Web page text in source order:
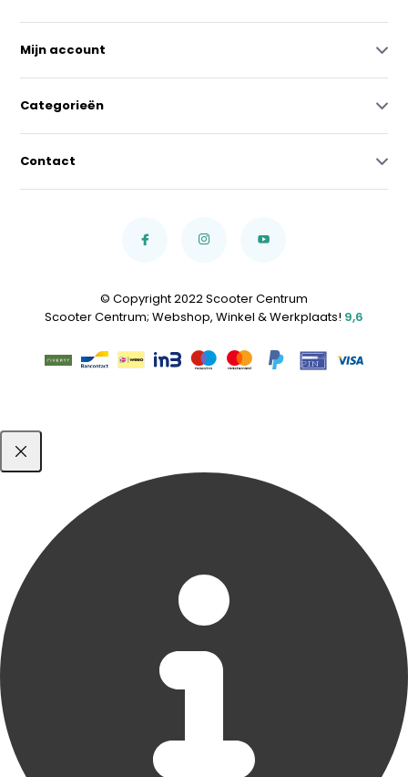
Mijn account
Categorieën
Contact
© Copyright 2022 Scooter Centrum
Scooter Centrum; Webshop, Winkel & Werkplaats! 9,6